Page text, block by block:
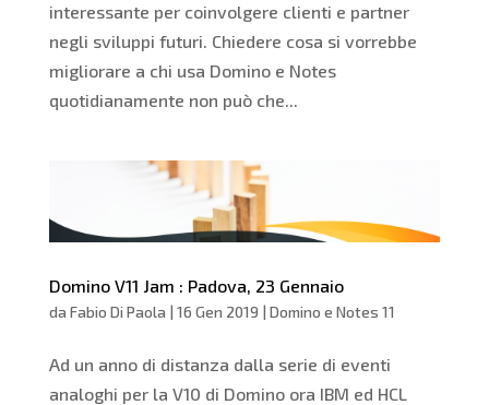
interessante per coinvolgere clienti e partner
negli sviluppi futuri. Chiedere cosa si vorrebbe
migliorare a chi usa Domino e Notes
quotidianamente non può che...
Domino V11 Jam : Padova, 23 Gennaio
da Fabio Di Paola | 16 Gen 2019 | Domino e Notes 11
Ad un anno di distanza dalla serie di eventi
analoghi per la V10 di Domino ora IBM ed HCL